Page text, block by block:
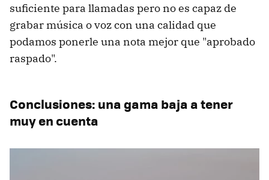
suficiente para llamadas pero no es capaz de
grabar música o voz con una calidad que
podamos ponerle una nota mejor que "aprobado
raspado".
Conclusiones: una gama baja a tener
muy en cuenta